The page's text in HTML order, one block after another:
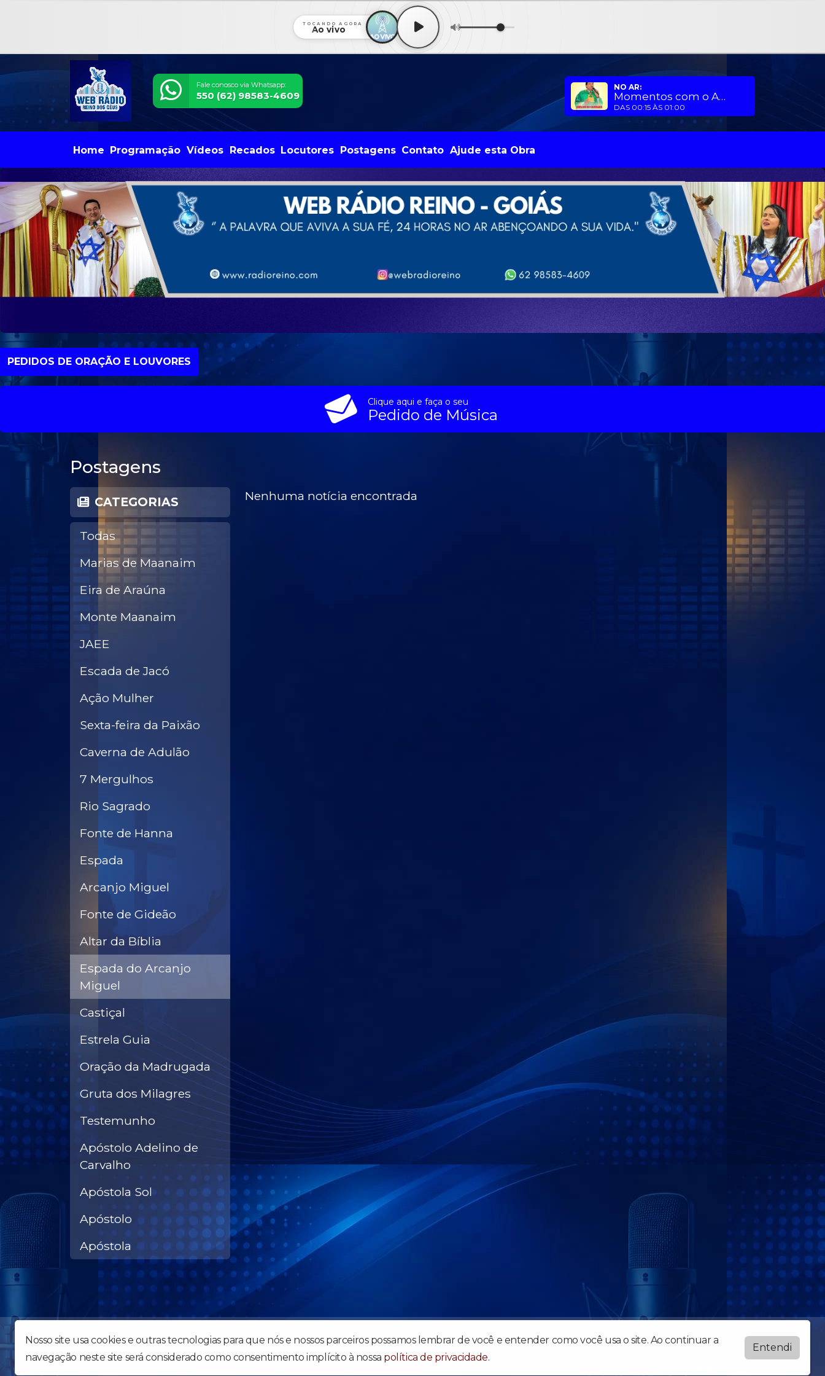
TOCANDO AGORA
Ao vivo
Fale conosco via Whatsapp:
550 (62) 98583-4609
NO AR:
Momentos com o Apóstolo
DAS 00:15 ÀS 01:00
Home Programação Vídeos Recados Locutores Postagens Contato Ajude esta Obra
PEDIDOS DE ORAÇÃO E LOUVORES
Clique aqui e faça o seu
Pedido de Música
Postagens
CATEGORIAS
Todas
Marias de Maanaim
Eira de Araúna
Monte Maanaim
JAEE
Escada de Jacó
Ação Mulher
Sexta-feira da Paixão
Caverna de Adulão
7 Mergulhos
Rio Sagrado
Fonte de Hanna
Espada
Arcanjo Miguel
Fonte de Gideão
Altar da Bíblia
Espada do Arcanjo
Miguel
Castiçal
Estrela Guia
Oração da Madrugada
Gruta dos Milagres
Testemunho
Apóstolo Adelino de
Carvalho
Apóstola Sol
Apóstolo
Apóstola
Nenhuma notícia encontrada
Nosso site usa cookies e outras tecnologias para que nós e nossos parceiros possamos lembrar de você e entender como você usa o site. Ao continuar a
navegação neste site será considerado como consentimento implícito à nossa política de privacidade.
Entendi
Uma obra forte para abalar o Brasil e o Mundo - Web Rádio da Igreja Apostólica Reino dos Céus. Acesse e confira nossa programação diária.